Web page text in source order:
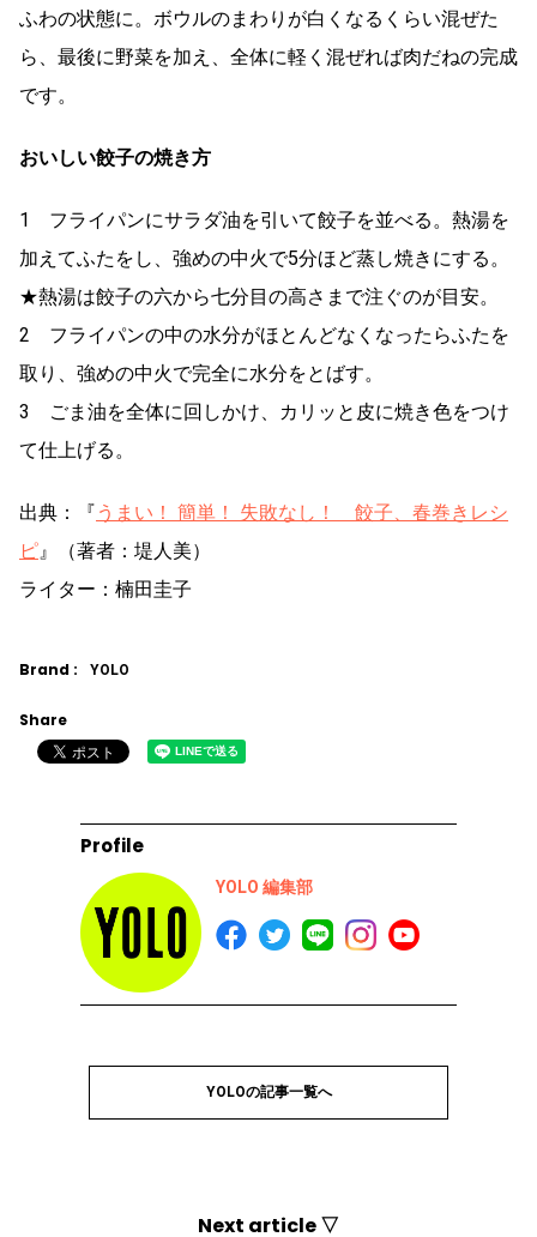
ふわの状態に。ボウルのまわりが白くなるくらい混ぜた
ら、最後に野菜を加え、全体に軽く混ぜれば肉だねの完成
です。
おいしい餃子の焼き方
1 フライパンにサラダ油を引いて餃子を並べる。熱湯を
加えてふたをし、強めの中火で5分ほど蒸し焼きにする。
★熱湯は餃子の六から七分目の高さまで注ぐのが目安。
2 フライパンの中の水分がほとんどなくなったらふたを
取り、強めの中火で完全に水分をとばす。
3 ごま油を全体に回しかけ、カリッと皮に焼き色をつけ
て仕上げる。
出典：『 うまい！ 簡単！ 失敗なし！ 餃子、春巻きレシ
ピ』（著者：堤人美）
ライター：楠田圭子
Brand : YOLO
Share
Profile
YOLO 編集部
YOLOの記事一覧へ
Next article ▽